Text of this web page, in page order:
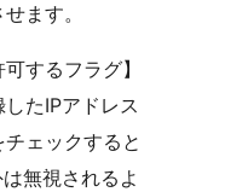
ます。
するフラグ】
たIPアドレス
ェックすると
無視されるよ